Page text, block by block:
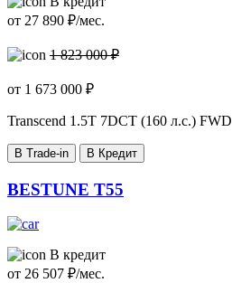
от 27 890 ₽/мес.
1 823 000 ₽
от 1 673 000 ₽
Transcend 1.5T 7DCT (160 л.с.) FWD
В Trade-in В Кредит
BESTUNE T55
В кредит
от 26 507 ₽/мес.